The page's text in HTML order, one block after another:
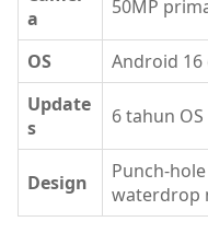
a
50MP
OS
Android 16
Update
s
6 tahun
Design
Punch-
waterdrop